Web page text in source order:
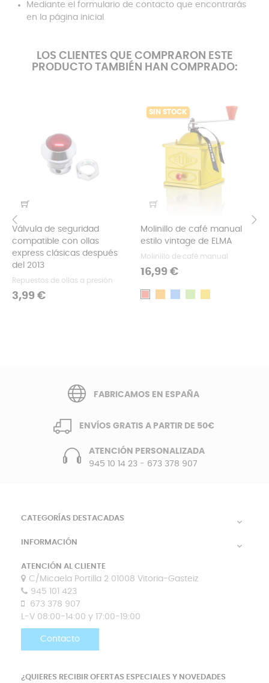
Mediante el formulario de contacto que encontrarás
en la página inicial
LOS CLIENTES QUE COMPRARON ESTE
PRODUCTO TAMBIÉN HAN COMPRADO:
Válvula de seguridad
compatible con ollas
express clásicas después
del 2013
Repuestos de ollas a presión
Precio
3,99 €
SIN STOCK
Molinillo de café manual
estilo vintage de ELMA
Molinillo de café manual
Precio
16,99 €
‹
FABRICAMOS EN ESPAÑA
ENVÍOS GRATIS A PARTIR DE 50€
ATENCIÓN PERSONALIZADA
945 10 14 23- 673 378 907
CATEGORÍAS DESTACADAS 
INFORMACIÓN 
ATENCIÓN AL CLIENTE
C/Micaela Portilla 2 01008 Vitoria-Gasteiz
945 101 423
673 378 907
L-V 08:00-14:00 y 17:00-19:00
Contacto
¿QUIERES RECIBIR OFERTAS ESPECIALES Y NOVEDADES